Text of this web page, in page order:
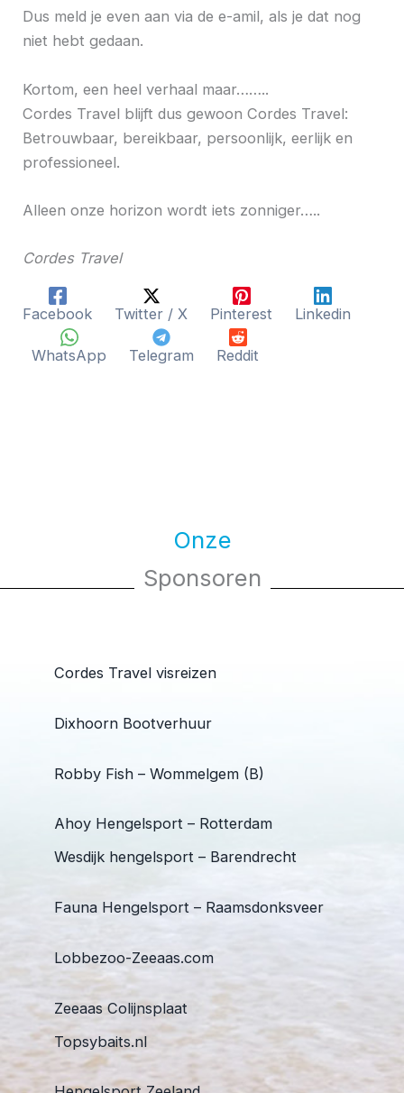
Dus meld je even aan via de e-amil, als je dat nog
niet hebt gedaan.
Kortom, een heel verhaal maar……..
Cordes Travel blijft dus gewoon Cordes Travel:
Betrouwbaar, bereikbaar, persoonlijk, eerlijk en
professioneel.
Alleen onze horizon wordt iets zonniger…..
Cordes Travel
Facebook Twitter / X Pinterest Linkedin
WhatsApp Telegram Reddit
Onze
Sponsoren
Cordes Travel visreizen
Dixhoorn Bootverhuur
Robby Fish – Wommelgem (B)
Ahoy Hengelsport – Rotterdam
Wesdijk hengelsport – Barendrecht
Fauna Hengelsport – Raamsdonksveer
Lobbezoo-Zeeaas.com
Zeeaas Colijnsplaat
Topsybaits.nl